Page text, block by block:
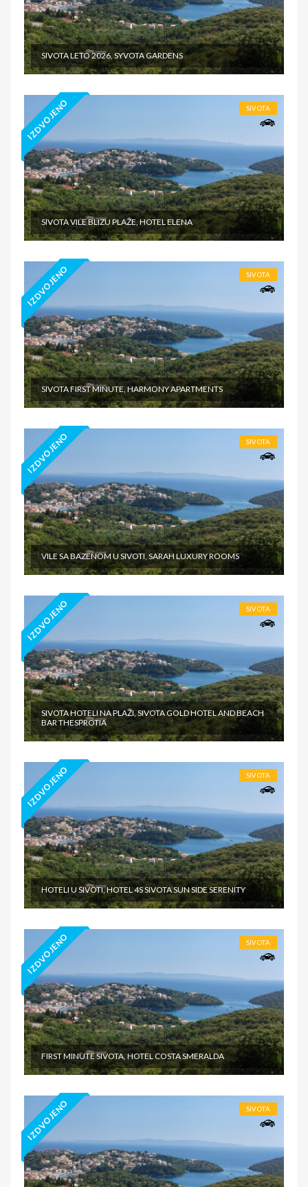
SIVOTA LETO 2026, SYVOTA GARDENS
IZDVOJENO SIVOTA
SIVOTA VILE BLIZU PLAŽE, HOTEL ELENA
IZDVOJENO SIVOTA
SIVOTA FIRST MINUTE, HARMONY APARTMENTS
IZDVOJENO SIVOTA
VILE SA BAZENOM U SIVOTI, SARAH LUXURY ROOMS
IZDVOJENO SIVOTA
SIVOTA HOTELI NA PLAŽI, SIVOTA GOLD HOTEL AND BEACH
BAR THESPROTIA
IZDVOJENO SIVOTA
HOTELI U SIVOTI, HOTEL 4S SIVOTA SUN SIDE SERENITY
IZDVOJENO SIVOTA
FIRST MINUTE SIVOTA, HOTEL COSTA SMERALDA
IZDVOJENO SIVOTA